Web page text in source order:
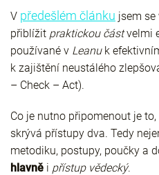
V předešlém článku jsem
přiblížit praktickou částvelmi
používané v Leanuk
k zajištění neustálého
– Check – Act).
Co je nutno připomenout je
skrývá přístupy dva. Tedy
metodiku, postupy, poučky a
hlavně i přístup vědecký.